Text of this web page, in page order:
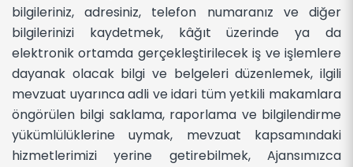
bilgileriniz, adresiniz, telefon numaranız ve diğer
bilgilerinizi kaydetmek, kâğıt üzerinde ya da
elektronik ortamda gerçekleştirilecek iş ve işlemlere
dayanak olacak bilgi ve belgeleri düzenlemek, ilgili
mevzuat uyarınca adli ve idari tüm yetkili makamlara
öngörülen bilgi saklama, raporlama ve bilgilendirme
yükümlülüklerine uymak, mevzuat kapsamındaki
hizmetlerimizi yerine getirebilmek, Ajansımızca